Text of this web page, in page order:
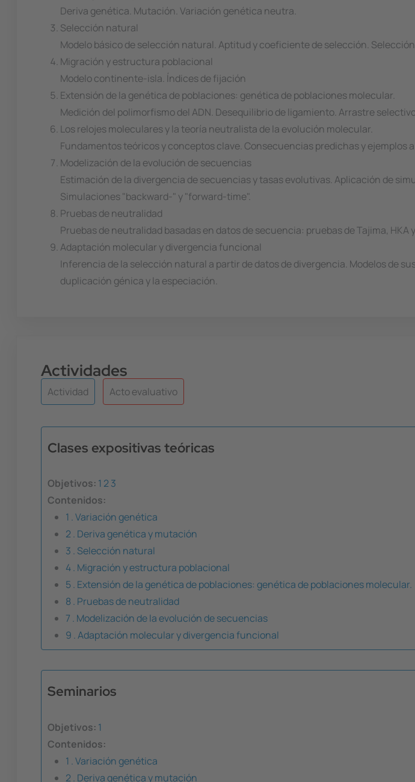
Deriva genética. Mutación. Variación genética neutra.
Selección natural
Modelo básico de selección natural. Aptitud y coeficiente de selección.
Migración y estructura poblacional
Modelo continente-isla. Índices de fijación
Extensión de la genética de poblaciones: genética de poblaciones molecular.
Medición del polimorfismo del ADN. Desequilibrio de ligamiento. Arrastre
Los relojes moleculares y la teoría neutralista de la evolución molecular.
Fundamentos teóricos y conceptos clave. Consecuencias predichas y ejemplos
Modelización de la evolución de secuencias
Estimación de la divergencia de secuencias y tasas evolutivas. Aplicación de
Simulaciones "backward-" y "forward-time".
Pruebas de neutralidad
Pruebas de neutralidad basadas en datos de secuencia: pruebas de Tajima, HKA
Adaptación molecular y divergencia funcional
Inferencia de la selección natural a partir de datos de divergencia. Modelos de
duplicación génica y la especiación.
Actividades
Actividad Acto evaluativo
Clases expositivas teóricas
Objetivos: 1 23
Contenidos:
1 . Variación genética
2 . Deriva genética y mutación
3 . Selección natural
4 . Migración y estructura poblacional
5 . Extensión de la genética de poblaciones: genética de poblaciones molecular.
8 . Pruebas de neutralidad
7 . Modelización de la evolución de secuencias
9 . Adaptación molecular y divergencia funcional
Seminarios
Objetivos: 1
Contenidos:
1 . Variación genética
2 . Deriva genética y mutación